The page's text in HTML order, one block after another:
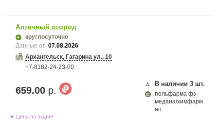
Аптечный огород
круглосуточно
Данные от:07.08.2026
Архангельск, Гагарина ул., 10
+7-8182-24-23-00
659.00 р.
В наличии 3 шт.
польфарма фз
медана/химфарм
ао
★ Цена по акции!